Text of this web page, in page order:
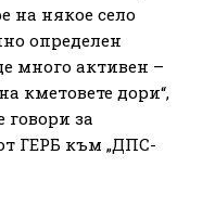
на някое село
определен
много активен –
кметовете дори“,
говори за
ГЕРБ към „ДПС-